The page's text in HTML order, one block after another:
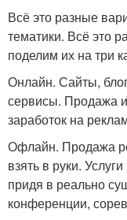
Всё это разные
тематики. Всё это
поделим их на три
Онлайн. Сайты,
сервисы. Продажа
заработок на
Офлайн. Продажа
взять в руки.
придя в реально
конференции,